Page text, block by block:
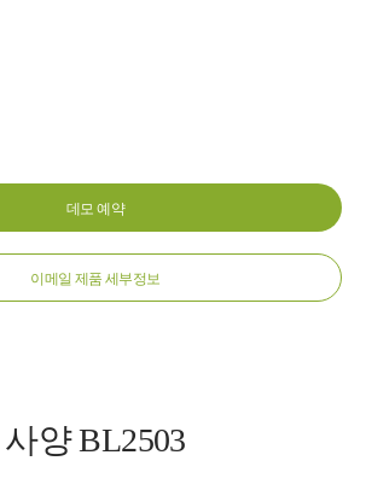
데모 예약
이메일 제품 세부정보
사양 BL2503